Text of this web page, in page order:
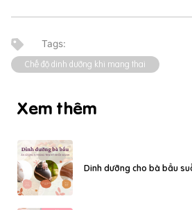
Chế độ dinh dưỡng khi mang thai
Xem thêm
Dinh dưỡng cho bà bầu